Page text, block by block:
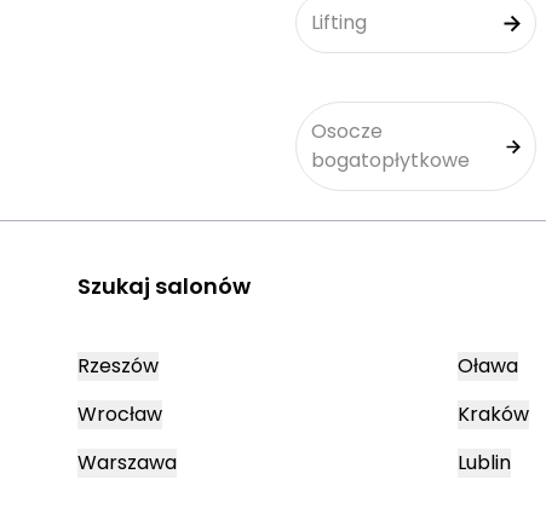
Lifting
Osocze
bogatopłytkowe
Szukaj salonów
Rzeszów
Wrocław
Warszawa
Oława
Kraków
Lublin